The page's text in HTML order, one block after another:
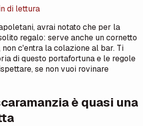
di lettura
avrai notato che per la
regalo: serve anche un cornetto
non c'entra la colazione al bar. Ti
di questo portafortuna e le regole
se non vuoi rovinare
è quasi una